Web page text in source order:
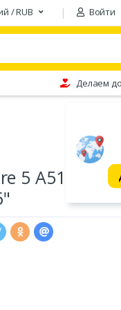
/ RUB Войти
Делаем
5 A515-47-